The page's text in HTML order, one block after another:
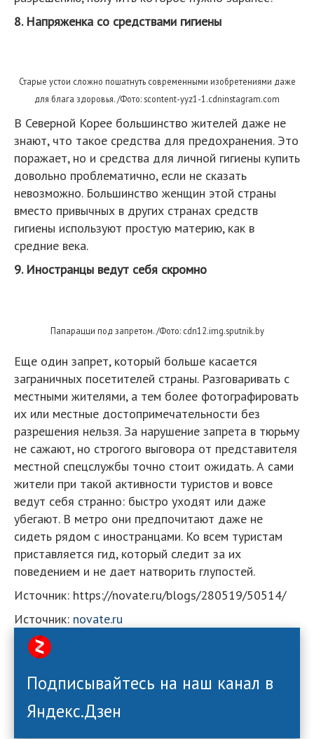
8. Напряженка со средствами гигиены
Старые устои сложно пошатнуть современными изобретениями даже
для блага здоровья. /Фото: scontent-yyz1-1.cdninstagram.com
В Северной Корее большинство жителей даже не
знают, что такое средства для предохранения. Это
поражает, но и средства для личной гигиены купить
довольно проблематично, если не сказать
невозможно. Большинство женщин этой страны
вместо привычных в других странах средств
гигиены используют простую материю, как в
средние века.
9. Иностранцы ведут себя скромно
Папарацци под запретом. /Фото: cdn12.img.sputnik.by
Еще один запрет, который больше касается
заграничных посетителей страны. Разговаривать с
местными жителями, а тем более фотографировать
их или местные достопримечательности без
разрешения нельзя. За нарушение запрета в тюрьму
не сажают, но строгого выговора от представителя
местной спецслужбы точно стоит ожидать. А сами
жители при такой активности туристов и вовсе
ведут себя странно: быстро уходят или даже
убегают. В метро они предпочитают даже не
сидеть рядом с иностранцами. Ко всем туристам
приставляется гид, который следит за их
поведением и не дает натворить глупостей.
Источник: https://novate.ru/blogs/280519/50514/
Источник: novate.ru
Подписывайтесь на наш канал в
Яндекс.Дзен